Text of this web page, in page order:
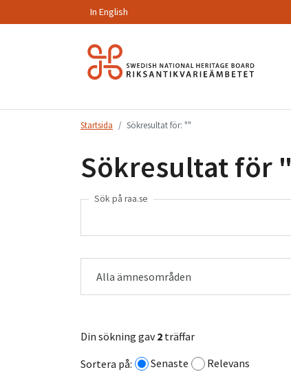
In English
Startsida Sökresultat för: ""
Sökresultat för "
Sök på raa.se
Alla ämnesområden
Din sökning gav2 träffar
Sortera på:
Senaste Relevans